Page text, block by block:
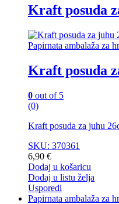
Kraft posuda
Papirnata ambalaža za
Kraft posuda
0 out of 5
(0)
Kraft posuda za juhu
SKU: 370361
6,90 €
Dodaj u košaricu
Dodaj u listu želja
Usporedi
Papirnata ambalaža za